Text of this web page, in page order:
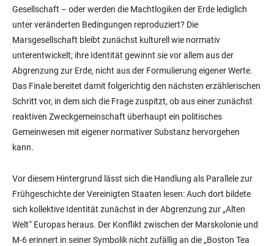
Gesellschaft – oder werden die Machtlogiken der Erde lediglich
unter veränderten Bedingungen reproduziert? Die
Marsgesellschaft bleibt zunächst kulturell wie normativ
unterentwickelt; ihre Identität gewinnt sie vor allem aus der
Abgrenzung zur Erde, nicht aus der Formulierung eigener Werte.
Das Finale bereitet damit folgerichtig den nächsten erzählerischen
Schritt vor, in dem sich die Frage zuspitzt, ob aus einer zunächst
reaktiven Zweckgemeinschaft überhaupt ein politisches
Gemeinwesen mit eigener normativer Substanz hervorgehen
kann.
Vor diesem Hintergrund lässt sich die Handlung als Parallele zur
Frühgeschichte der Vereinigten Staaten lesen: Auch dort bildete
sich kollektive Identität zunächst in der Abgrenzung zur „Alten
Welt“ Europas heraus. Der Konflikt zwischen der Marskolonie und
M-6 erinnert in seiner Symbolik nicht zufällig an die „Boston Tea